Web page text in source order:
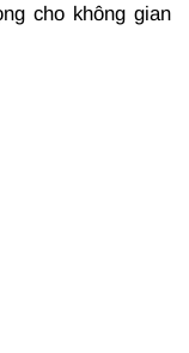
cho không gian